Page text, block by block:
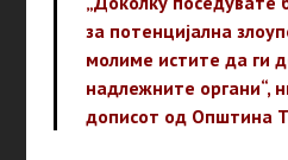
за потенцијална
молиме истите да ги
надлежните органи“,
дописот од Општина